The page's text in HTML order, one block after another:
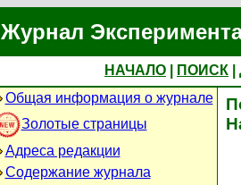
Журнал
НАЧАЛО ПОИСК
Общая информация о журнале
Золотые страницы
Адреса редакции
Содержание журнала